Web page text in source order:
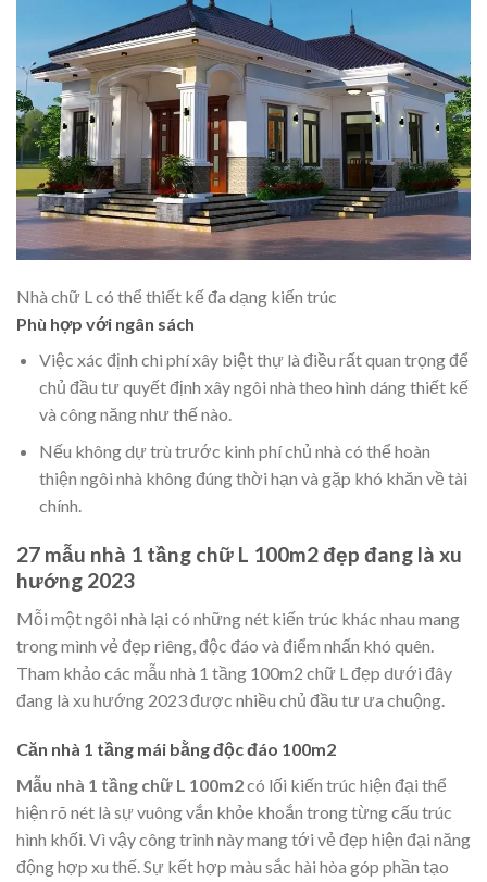
Nhà chữ L có thể thiết kế đa dạng kiến trúc
Phù hợp với ngân sách
Việc xác định chi phí xây biệt thự là điều rất quan trọng để
chủ đầu tư quyết định xây ngôi nhà theo hình dáng thiết kế
và công năng như thế nào.
Nếu không dự trù trước kinh phí chủ nhà có thể hoàn
thiện ngôi nhà không đúng thời hạn và gặp khó khăn về tài
chính.
27 mẫu nhà 1 tầng chữ L 100m2 đẹp đang là xu
hướng 2023
Mỗi một ngôi nhà lại có những nét kiến trúc khác nhau mang
trong mình vẻ đẹp riêng, độc đáo và điểm nhấn khó quên.
Tham khảo các mẫu nhà 1 tầng 100m2 chữ L đẹp dưới đây
đang là xu hướng 2023 được nhiều chủ đầu tư ưa chuộng.
Căn nhà 1 tầng mái bằng độc đáo 100m2
Mẫu nhà 1 tầng chữ L 100m2có lối kiến trúc hiện đại thể
hiện rõ nét là sự vuông vắn khỏe khoắn trong từng cấu trúc
hình khối. Vì vậy công trình này mang tới vẻ đẹp hiện đại năng
động hợp xu thế. Sự kết hợp màu sắc hài hòa góp phần tạo